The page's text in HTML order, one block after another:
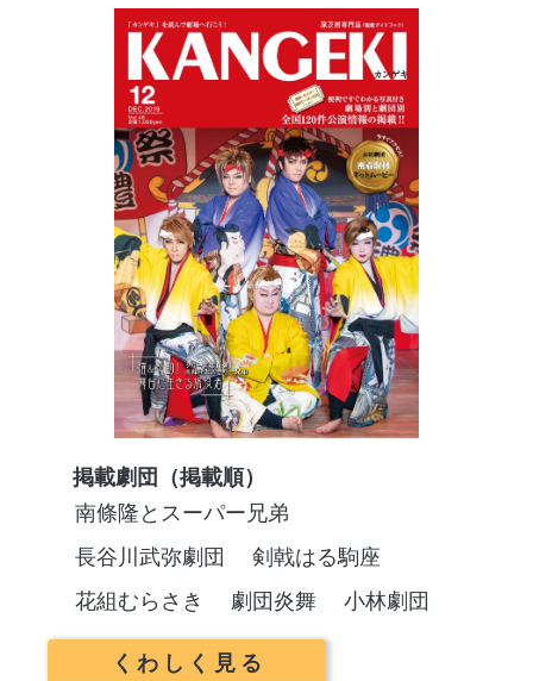
掲載劇団（掲載順）
南條隆とスーパー兄弟
長谷川武弥劇団
剣戟はる駒座
花組むらさき
劇団炎舞 小林劇団
くわしく見る